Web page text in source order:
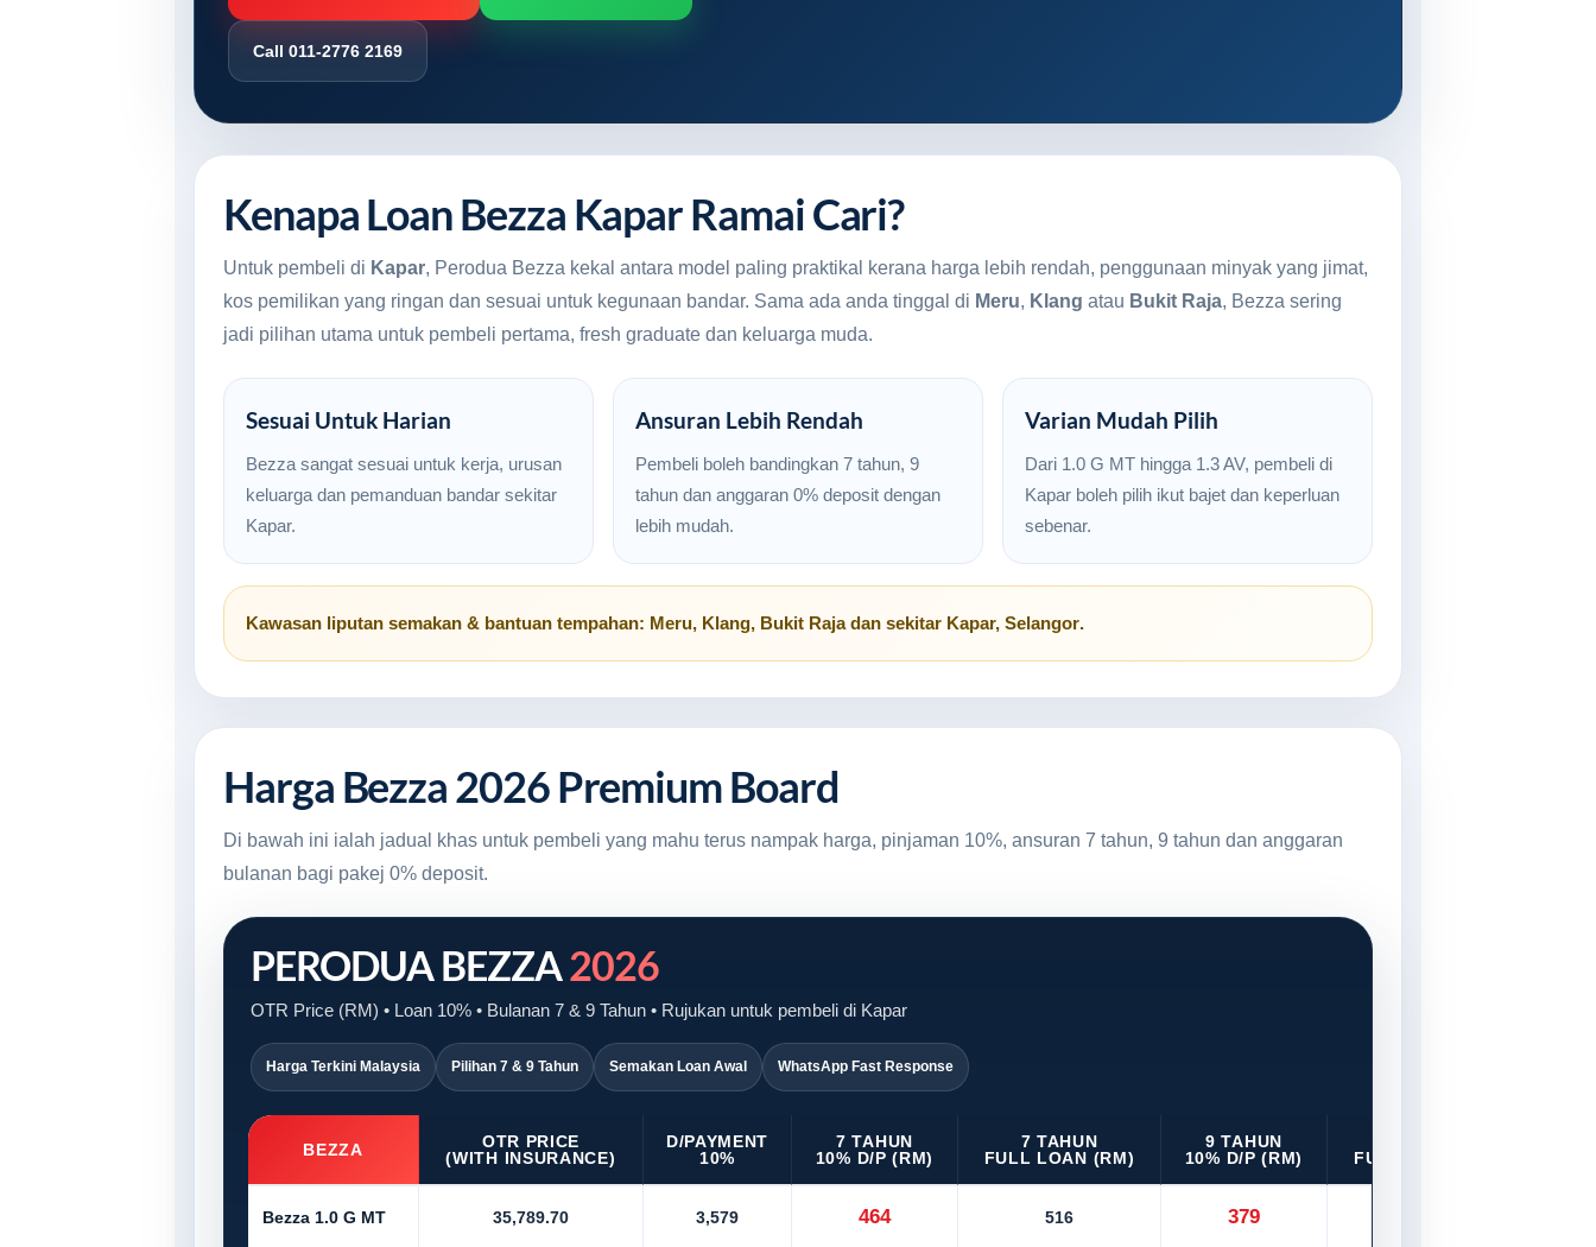
Call 011-2776 2169
Kenapa Loan Bezza Kapar Ramai Cari?
Untuk pembeli di Kapar, Perodua Bezza kekal antara model paling praktikal kerana harga lebih rendah, penggunaan minyak yang jimat,
kos pemilikan yang ringan dan sesuai untuk kegunaan bandar. Sama ada anda tinggal di Meru, Klang atau Bukit Raja, Bezza sering
jadi pilihan utama untuk pembeli pertama, fresh graduate dan keluarga muda.
Sesuai Untuk Harian
Bezza sangat sesuai untuk kerja, urusan
keluarga dan pemanduan bandar sekitar
Kapar.
Ansuran Lebih Rendah
Pembeli boleh bandingkan 7 tahun, 9
tahun dan anggaran 0% deposit dengan
lebih mudah.
Varian Mudah Pilih
Dari 1.0 G MT hingga 1.3 AV, pembeli di
Kapar boleh pilih ikut bajet dan keperluan
sebenar.
Kawasan liputan semakan & bantuan tempahan: Meru, Klang, Bukit Rajadan sekitar Kapar, Selangor.
Harga Bezza 2026 Premium Board
Di bawah ini ialah jadual khas untuk pembeli yang mahu terus nampak harga, pinjaman 10%, ansuran 7 tahun, 9 tahun dan anggaran
bulanan bagi pakej 0% deposit.
PERODUA BEZZA2026
OTR Price (RM) • Loan 10% • Bulanan 7 & 9 Tahun • Rujukan untuk pembeli di Kapar
Harga Terkini Malaysia Pilihan 7 & 9 Tahun Semakan Loan Awal WhatsApp Fast Response
BEZZA
OTR PRICE
(WITH INSURANCE)
D/PAYMENT
10%
7 TAHUN
10% D/P (RM)
7 TAHUN
FULL LOAN (RM)
9 TAHUN
10% D/P (RM)
FULL LOAN (RM)
Bezza 1.0 G MT 35,789.70 3,579 464 516 379